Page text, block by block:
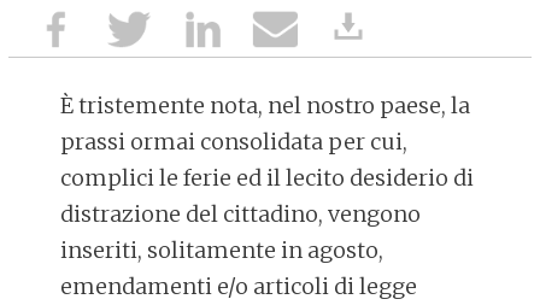
È tristemente nota, nel nostro paese, la
prassi ormai consolidata per cui,
complici le ferie ed il lecito desiderio di
distrazione del cittadino, vengono
inseriti, solitamente in agosto,
emendamenti e/o articoli di legge